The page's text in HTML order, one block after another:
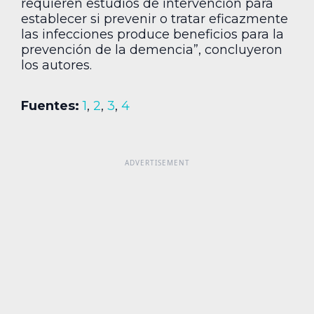
requieren estudios de intervención para
establecer si prevenir o tratar eficazmente
las infecciones produce beneficios para la
prevención de la demencia”, concluyeron
los autores.
Fuentes: 1, 2, 3, 4